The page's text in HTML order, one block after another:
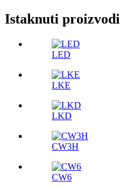
Istaknuti proizvodi
LED
LKE
LKD
CW3H
CW6